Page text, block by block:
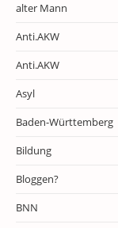
alter Mann
Anti.AKW
Anti.AKW
Asyl
Baden-Württemberg
Bildung
Bloggen?
BNN